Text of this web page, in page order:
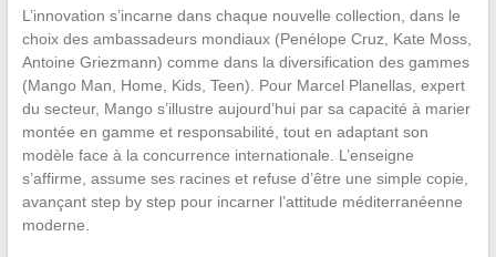
L’innovation s’incarne dans chaque nouvelle collection, dans le
choix des ambassadeurs mondiaux (Penélope Cruz, Kate Moss,
Antoine Griezmann) comme dans la diversification des gammes
(Mango Man, Home, Kids, Teen). Pour Marcel Planellas, expert
du secteur, Mango s’illustre aujourd’hui par sa capacité à marier
montée en gamme et responsabilité, tout en adaptant son
modèle face à la concurrence internationale. L’enseigne
s’affirme, assume ses racines et refuse d’être une simple copie,
avançant step by step pour incarner l’attitude méditerranéenne
moderne.